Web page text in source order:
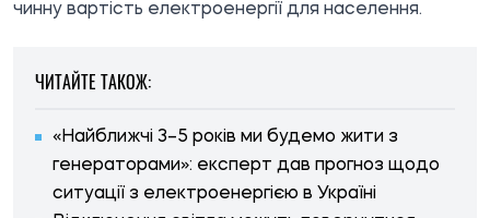
чинну вартість електроенергії для населення.
ЧИТАЙТЕ ТАКОЖ:
«Найближчі 3–5 років ми будемо жити з
генераторами»: експерт дав прогноз щодо
ситуації з електроенергією в Україні